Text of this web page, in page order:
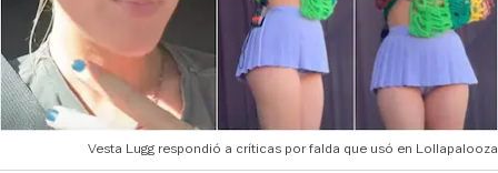
Vesta Lugg respondió a críticas por falda que usó en Lollapalooza